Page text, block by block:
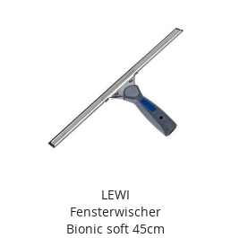
LEWI
Fensterwischer
Bionic soft 45cm